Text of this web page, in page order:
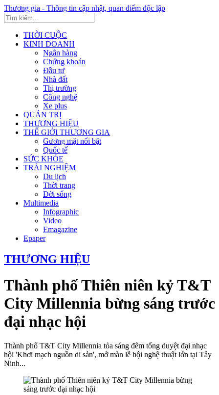
Thương gia - Thông tin cập nhật, quan điểm độc lập
THỜI CUỘC
KINH DOANH
Ngân hàng
Chứng khoán
Đầu tư
Nhà đất
Thị trường
Công nghệ
Xe plus
QUẢN TRỊ
THƯƠNG HIỆU
THẾ GIỚI THƯƠNG GIA
Gương mặt nổi bật
Quốc tế
SỨC KHỎE
TRẢI NGHIỆM
Du lịch
Thời trang
Đời sống
Multimedia
Infographic
Video
Emagazine
Epaper
THƯƠNG HIỆU
Thành phố Thiên niên kỷ T&T
City Millennia bừng sáng trước
đại nhạc hội
Thành phố T&T City Millennia tỏa sáng đêm tổng duyệt đại nhạc
hội 'Khơi mạch nguồn di sản', mở màn lễ hội nghệ thuật lớn tại Tây
Ninh...